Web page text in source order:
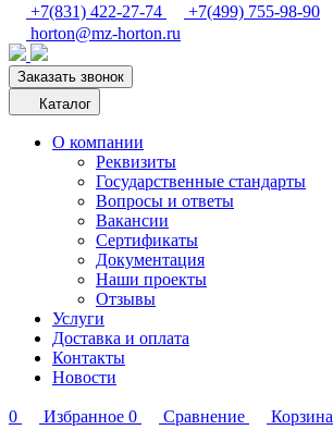
+7(831) 422-27-74
+7(499) 755-98-90
horton@mz-horton.ru
Заказать звонок
Каталог
О компании
Реквизиты
Государственные стандарты
Вопросы и ответы
Вакансии
Сертификаты
Документация
Наши проекты
Отзывы
Услуги
Доставка и оплата
Контакты
Новости
0 Избранное 0 Сравнение Корзина